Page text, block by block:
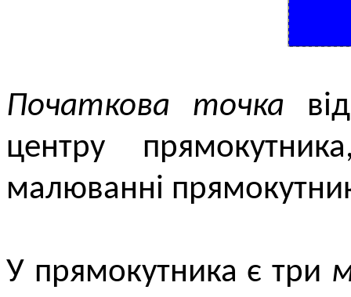
Початкова точка
центру
малюванні
У прямокутника є три